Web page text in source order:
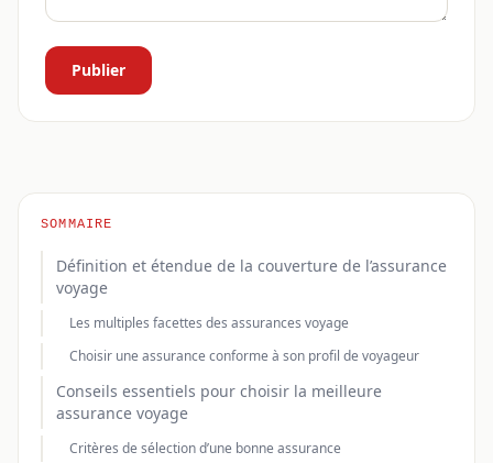
Publier
SOMMAIRE
Définition et étendue de la couverture de l’assurance
voyage
Les multiples facettes des assurances voyage
Choisir une assurance conforme à son profil de voyageur
Conseils essentiels pour choisir la meilleure
assurance voyage
Critères de sélection d’une bonne assurance